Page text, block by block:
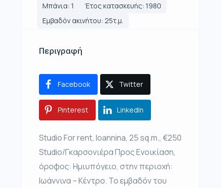
Μπάνια: 1
Έτος κατασκευής: 1980
Εμβαδόν ακινήτου: 25τ.μ.
Περιγραφή
Facebook Twitter
Pinterest LinkedIn
Studio For rent, Ioannina, 25 sq.m., €250
Studio/Γκαρσονιέρα Προς Ενοικίαση,
όροφος: Ημιυπόγειο, στην περιοχή:
Ιωάννινα – Κέντρο. Το εμβαδόν του